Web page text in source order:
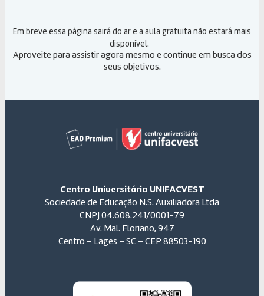
Em breve essa página sairá do ar e a aula gratuita não estará mais
disponível.
Aproveite para assistir agora mesmo e continue em busca dos
seus objetivos.
Centro Universitário UNIFACVEST
Sociedade de Educação N.S. Auxiliadora Ltda
CNPJ 04.608.241/0001-79
Av. Mal. Floriano, 947
Centro – Lages – SC – CEP 88503-190